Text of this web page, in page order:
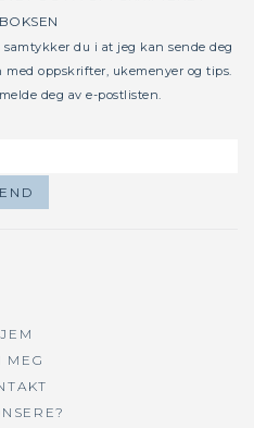
du i at jeg kan sende deg
oppskrifter, ukemenyer og tips.
deg av e-postlisten.
MEG